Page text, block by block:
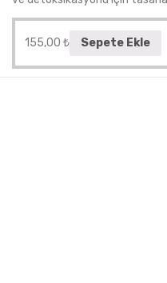
155,00 ₺ Sepete Ekle